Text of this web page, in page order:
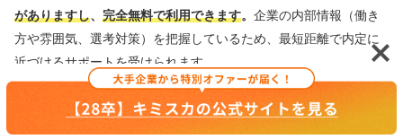
がありますし、 完全無料で利用できます。 企業の内部情報（働き
方や雰囲気、選考対策）を把握しているため、最短距離で内定に
近づけるサポートを受けられます。
就活エージェントは、時期問わずいつでも相談できるので、就活
の相談先がない方はプロに頼ることから始めましょう。本当にお